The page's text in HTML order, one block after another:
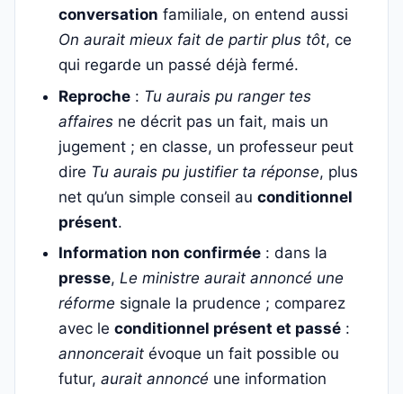
conversation familiale, on entend aussi
On aurait mieux fait de partir plus tôt, ce
qui regarde un passé déjà fermé.
Reproche : Tu aurais pu ranger tes
affaires ne décrit pas un fait, mais un
jugement ; en classe, un professeur peut
dire Tu aurais pu justifier ta réponse, plus
net qu’un simple conseil au conditionnel
présent.
Information non confirmée : dans la
presse, Le ministre aurait annoncé une
réforme signale la prudence ; comparez
avec le conditionnel présent et passé :
annoncerait évoque un fait possible ou
futur, aurait annoncé une information